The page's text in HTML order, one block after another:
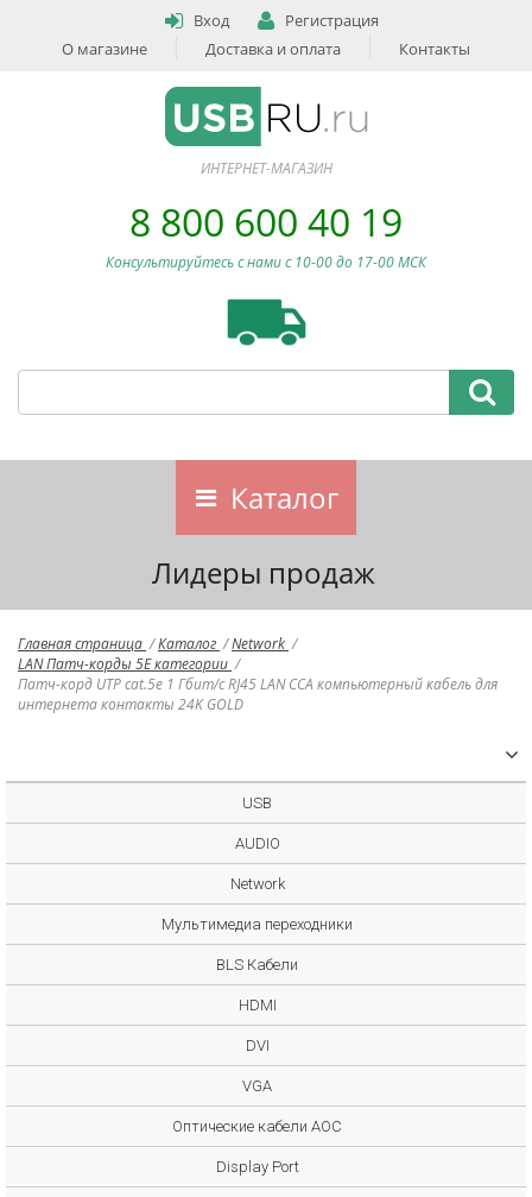
Вход
Регистрация
О магазине
Доставка и оплата Контакты
ИНТЕРНЕТ-МАГАЗИН
8 800 600 40 19
Консультируйтесь с нами c 10-00 до 17-00 МСК
Каталог
Лидеры продаж
Главная страница /Каталог /Network /
LAN Патч-корды 5E категории /
Патч-корд UTP cat.5e 1 Гбит/с RJ45 LAN CCA компьютерный кабель для
интернета контакты 24K GOLD
USB
AUDIO
Network
Мультимедиа переходники
BLS Кабели
HDMI
DVI
VGA
Оптические кабели AOC
Display Port